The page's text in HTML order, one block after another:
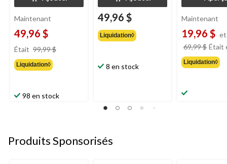
Maintenant
49,96 $
Était 99,99 $
Liquidation◊
98 en stock
49,96 $
Liquidation◊
8 en stock
Maintenant
19,96 $
69,99 $ Était
Liquidation◊
Produits Sponsorisés